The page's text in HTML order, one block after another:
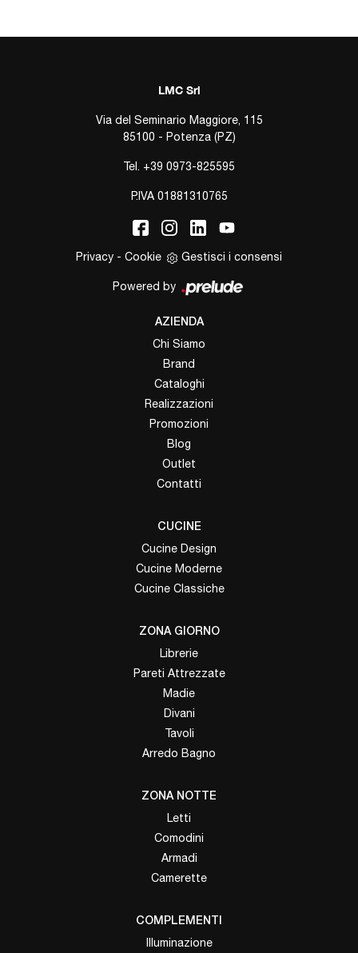
LMC Srl
Via del Seminario Maggiore, 115
85100 - Potenza (PZ)
Tel. +39 0973-825595
P.IVA 01881310765
Privacy - Cookie Gestisci i consensi
Powered by
AZIENDA
Chi Siamo
Brand
Cataloghi
Realizzazioni
Promozioni
Blog
Outlet
Contatti
CUCINE
Cucine Design
Cucine Moderne
Cucine Classiche
ZONA GIORNO
Librerie
Pareti Attrezzate
Madie
Divani
Tavoli
Arredo Bagno
ZONA NOTTE
Letti
Comodini
Armadi
Camerette
COMPLEMENTI
Illuminazione